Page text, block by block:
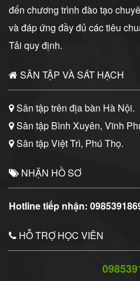
đến chương trình đào tạo
và đáp ứng đầy đủ các tiêu
Tải quy định.
SÂN TẬP VÀ SÁT HẠCH
Sân tập trên địa bàn Hà Nội.
Sân tập Bình Xuyên, Vĩnh
Sân tập Việt Trì, Phú Thọ.
NHẬN HỒ SƠ
Hotline tiếp nhận:
HỖ TRỢ HỌC VIÊN